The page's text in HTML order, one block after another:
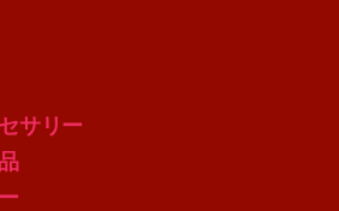
サリー